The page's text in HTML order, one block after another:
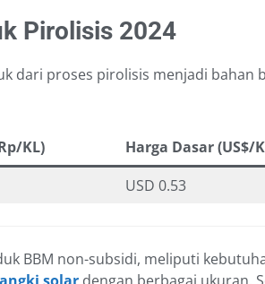
Pirolisis 2024
dari proses pirolisis menjadi bahan
KL)
Harga Dasar (US$/
USD 0.53
BBM non-subsidi, meliputi